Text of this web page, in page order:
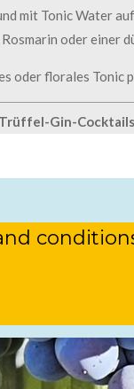
mit Tonic Water
oder einer
oder florales Tonic
Gin-